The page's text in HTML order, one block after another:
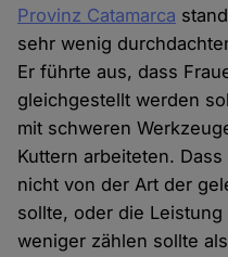
Provinz Catamarca
sehr wenig
Er führte aus, dass
gleichgestellt werden
mit schweren
Kuttern arbeiteten.
nicht von der Art der
sollte, oder die
weniger zählen sollte